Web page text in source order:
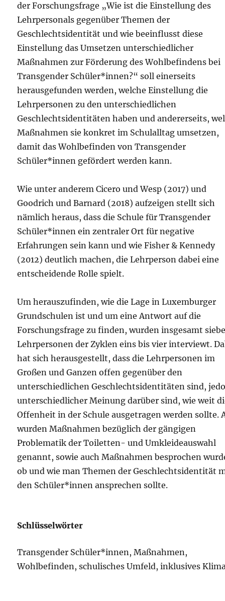
der Forschungsfrage „Wie ist die Einstellung des
Lehrpersonals gegenüber Themen der
Geschlechtsidentität und wie beeinflusst diese
Einstellung das Umsetzen unterschiedlicher
Maßnahmen zur Förderung des Wohlbefindens bei
Transgender Schüler*innen?“ soll einerseits
herausgefunden werden, welche Einstellung die
Lehrpersonen zu den unterschiedlichen
Geschlechtsidentitäten haben und andererseits,
Maßnahmen sie konkret im Schulalltag umsetzen,
damit das Wohlbefinden von Transgender
Schüler*innen gefördert werden kann.
Wie unter anderem Cicero und Wesp (2017) und
Goodrich und Barnard (2018) aufzeigen stellt sich
nämlich heraus, dass die Schule für Transgender
Schüler*innen ein zentraler Ort für negative
Erfahrungen sein kann und wie Fisher & Kennedy
(2012) deutlich machen, die Lehrperson dabei eine
entscheidende Rolle spielt.
Um herauszufinden, wie die Lage in Luxemburger
Grundschulen ist und um eine Antwort auf die
Forschungsfrage zu finden, wurden insgesamt
Lehrpersonen der Zyklen eins bis vier interviewt.
hat sich herausgestellt, dass die Lehrpersonen im
Großen und Ganzen offen gegenüber den
unterschiedlichen Geschlechtsidentitäten sind,
unterschiedlicher Meinung darüber sind, wie weit
Offenheit in der Schule ausgetragen werden sollte.
wurden Maßnahmen bezüglich der gängigen
Problematik der Toiletten- und Umkleideauswahl
genannt, sowie auch Maßnahmen besprochen
ob und wie man Themen der Geschlechtsidentität
den Schüler*innen ansprechen sollte.
Schlüsselwörter
Transgender Schüler*innen, Maßnahmen,
Wohlbefinden, schulisches Umfeld, inklusives